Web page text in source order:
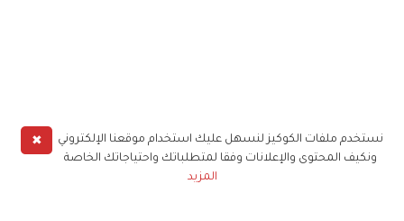
✖
نستخدم ملفات الكوكيز لنسهل عليك استخدام موقعنا الإلكتروني
ونكيف المحتوى والإعلانات وفقا لمتطلباتك واحتياجاتك الخاصة
المزيد